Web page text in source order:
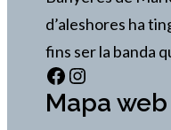
d’aleshores ha
fins ser la banda
Facebook Instagram
Mapa web